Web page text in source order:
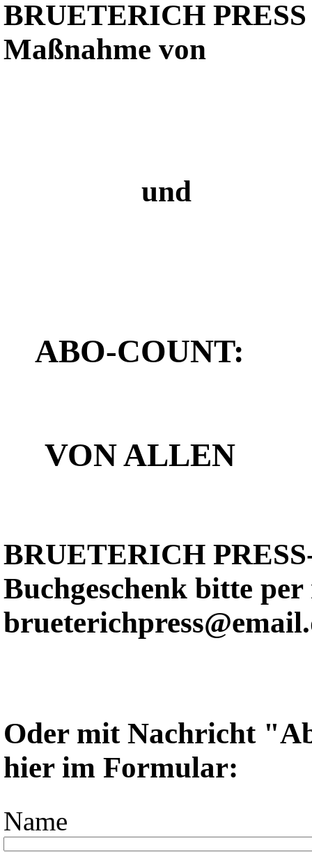
BRUETERICH
Maßnahme von
und
ABO-COUNT:
VON ALLEN
BRUETERICH
Buchgeschenk bitte
Oder mit Nachricht
hier im Formular:
Name